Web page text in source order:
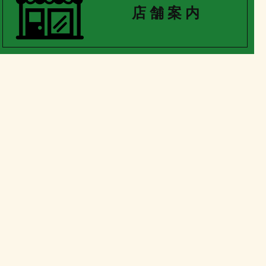
店 舗 案 内